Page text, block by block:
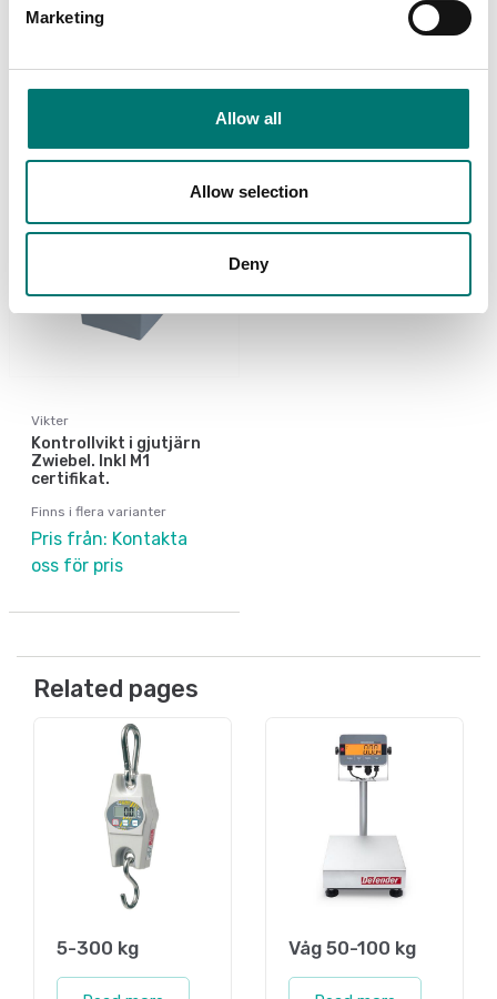
Marketing
Allow all
Allow selection
Deny
certifikat.
Pris från: Kontakta
Pris från: Kontakta
Vikter
Kontrollvikt i gjutjärn
Zwiebel. Inkl M1
certifikat.
Finns i flera varianter
Pris från: Kontakta
oss för pris
Related pages
5-300 kg Våg 50-100 kg